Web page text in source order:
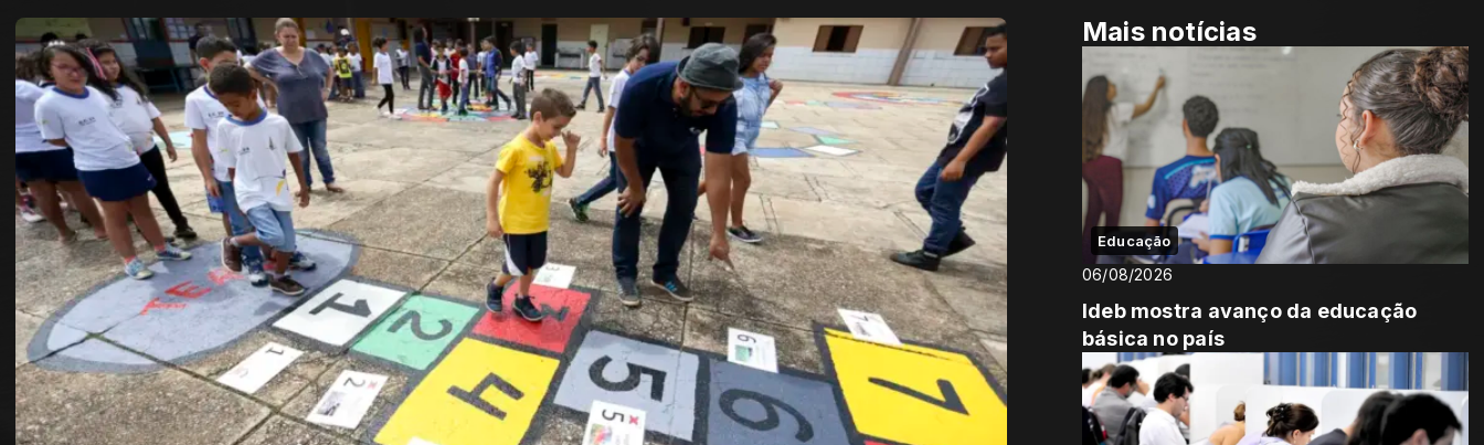
Mais notícias
Educação
06/08/2026
Ideb mostra avanço da educação
básica no país